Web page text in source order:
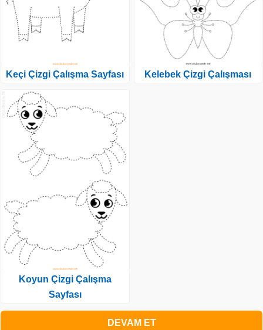
Keçi Çizgi Çalışma Sayfası
Koyun Çizgi Çalışma
Sayfası
Kelebek Çizgi Çalışması
DEVAM ET